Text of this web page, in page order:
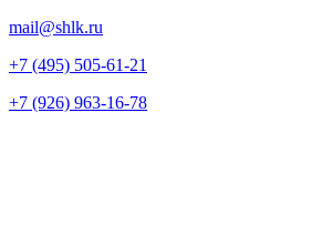
mail@shlk.ru
+7 (495) 505-61-21
+7 (926) 963-16-78